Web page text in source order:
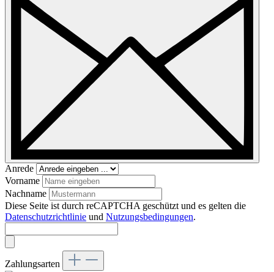
Anrede
Vorname
Nachname
Diese Seite ist durch reCAPTCHA geschützt und es gelten die
Datenschutzrichtlinie und Nutzungsbedingungen.
Zahlungsarten